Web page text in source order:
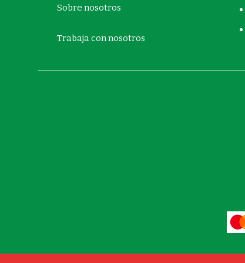
Sobre nosotros
Trabaja con nosotros